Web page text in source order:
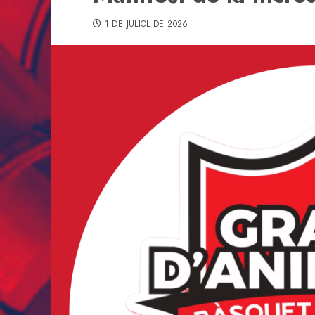
1 DE JULIOL DE 2026